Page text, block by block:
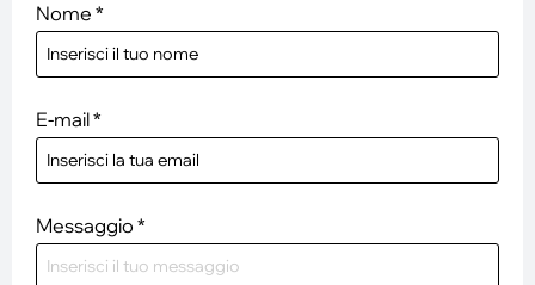
Nome *
E-mail*
Messaggio *